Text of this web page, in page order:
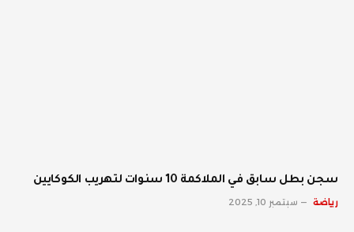
سجن بطل سابق في الملاكمة 10 سنوات لتهريب الكوكايين
رياضة سبتمبر 10, 2025